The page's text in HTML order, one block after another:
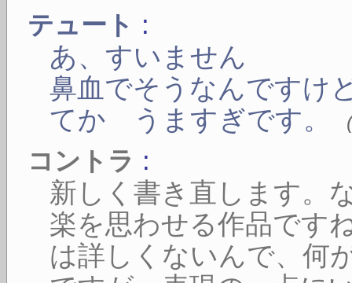
テュート :
あ、すいません
鼻血でそうなんですけ
てか うますぎです。
コントラ :
新しく書き直します。
楽を思わせる作品です
は詳しくないんで、何